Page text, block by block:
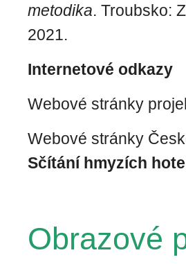
metodika. Troubsko:
2021.
Internetové odkazy
Webové stránky
Webové stránky
Sčítání hmyzích
Obrazové